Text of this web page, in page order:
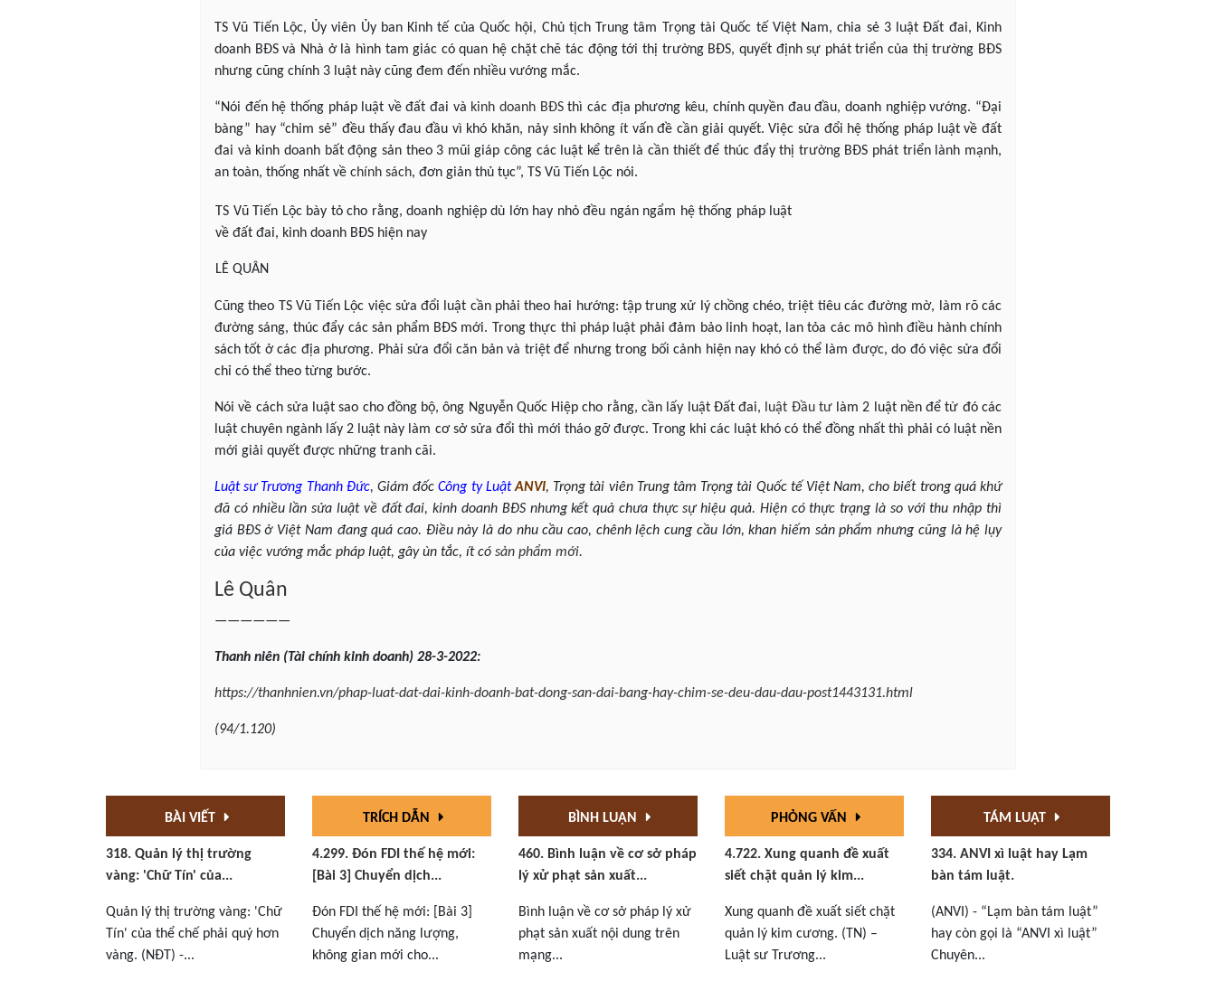
TS Vũ Tiến Lộc, Ủy viên Ủy ban Kinh tế của Quốc hội, Chủ tịch Trung tâm Trọng tài Quốc tế Việt Nam, chia sẻ 3 luật Đất đai, Kinh
doanh BĐS và Nhà ở là hình tam giác có quan hệ chặt chẽ tác động tới thị trường BĐS, quyết định sự phát triển của thị trường BĐS
nhưng cũng chính 3 luật này cũng đem đến nhiều vướng mắc.
“Nói đến hệ thống pháp luật về đất đai và kinh doanh BĐSthì các địa phương kêu, chính quyền đau đầu, doanh nghiệp vướng. “Đại
bàng” hay “chim sẻ” đều thấy đau đầu vì khó khăn, nảy sinh không ít vấn đề cần giải quyết. Việc sửa đổi hệ thống pháp luật về đất
đai và kinh doanh bất động sản theo 3 mũi giáp công các luật kể trên là cần thiết để thúc đẩy thị trường BĐS phát triển lành mạnh,
an toàn, thống nhất về chính sách, đơn giản thủ tục”, TS Vũ Tiến Lộc nói.
TS Vũ Tiến Lộc bày tỏ cho rằng, doanh nghiệp dù lớn hay nhỏ đều ngán ngẩm hệ thống pháp luật
về đất đai, kinh doanh BĐS hiện nay
LÊ QUÂN
Cũng theo TS Vũ Tiến Lộc việc sửa đổi luật cần phải theo hai hướng: tập trung xử lý chồng chéo, triệt tiêu các đường mờ, làm rõ các
đường sáng, thúc đẩy các sản phẩm BĐS mới. Trong thực thi pháp luật phải đảm bảo linh hoạt, lan tỏa các mô hình điều hành chính
sách tốt ở các địa phương. Phải sửa đổi căn bản và triệt để nhưng trong bối cảnh hiện nay khó có thể làm được, do đó việc sửa đổi
chỉ có thể theo từng bước.
Nói về cách sửa luật sao cho đồng bộ, ông Nguyễn Quốc Hiệp cho rằng, cần lấy luật Đất đai, luật Đầu tưlàm 2 luật nền để từ đó các
luật chuyên ngành lấy 2 luật này làm cơ sở sửa đổi thì mới tháo gỡ được. Trong khi các luật khó có thể đồng nhất thì phải có luật nền
mới giải quyết được những tranh cãi.
Luật sư Trương Thanh Đức, Giám đốcCông ty Luật ANVI, Trọng tài viên Trung tâm Trọng tài Quốc tế Việt Nam, cho biết trong quá khứ
đã có nhiều lần sửa luật về đất đai, kinh doanh BĐS nhưng kết quả chưa thực sự hiệu quả. Hiện có thực trạng là so với thu nhập thì
giá BĐS ở Việt Nam đang quá cao. Điều này là do nhu cầu cao, chênh lệch cung cầu lớn, khan hiếm sản phẩm nhưng cũng là hệ lụy
của việc vướng mắc pháp luật, gây ùn tắc, ít có sản phẩm mới.
Lê Quân
——————
Thanh niên (Tài chính kinh doanh) 28-3-2022:
https://thanhnien.vn/phap-luat-dat-dai-kinh-doanh-bat-dong-san-dai-bang-hay-chim-se-deu-dau-dau-post1443131.html
(94/1.120)
BÀI VIẾT
318. Quản lý thị trường
vàng: 'Chữ Tín' của...
Quản lý thị trường vàng: 'Chữ
Tín' của thể chế phải quý hơn
vàng. (NĐT) -...
TRÍCH DẪN
4.299. Đón FDI thế hệ mới:
[Bài 3] Chuyển dịch...
Đón FDI thế hệ mới: [Bài 3]
Chuyển dịch năng lượng,
không gian mới cho...
BÌNH LUẬN
460. Bình luận về cơ sở pháp
lý xử phạt sản xuất...
Bình luận về cơ sở pháp lý xử
phạt sản xuất nội dung trên
mạng...
PHỎNG VẤN
4.722. Xung quanh đề xuất
siết chặt quản lý kim...
Xung quanh đề xuất siết chặt
quản lý kim cương. (TN) –
Luật sư Trương...
TÁM LUẬT
334. ANVI xì luật hay Lạm
bàn tám luật.
(ANVI) - “Lạm bàn tám luật”
hay còn gọi là “ANVI xì luật”
Chuyên...